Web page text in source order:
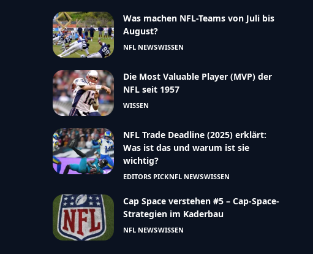
Was machen NFL-Teams von Juli bis
August?
NFL NEWSWISSEN
Die Most Valuable Player (MVP) der
NFL seit 1957
WISSEN
NFL Trade Deadline (2025) erklärt:
Was ist das und warum ist sie
wichtig?
EDITORS PICKNFL NEWSWISSEN
Cap Space verstehen #5 – Cap-Space-
Strategien im Kaderbau
NFL NEWSWISSEN